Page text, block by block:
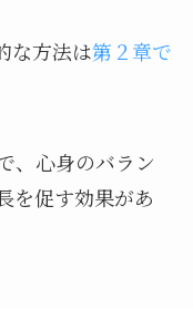
な方法は第２章で
、心身のバラン
を促す効果があ